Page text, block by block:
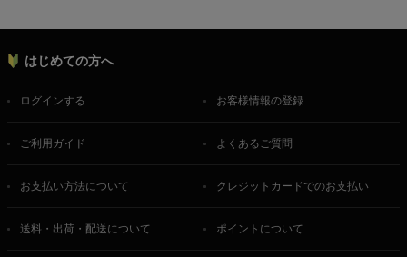
はじめての方へ
ログインする お客様情報の登録
ご利用ガイド よくあるご質問
お支払い方法について クレジットカードでのお支払い
送料・出荷・配送について ポイントについて